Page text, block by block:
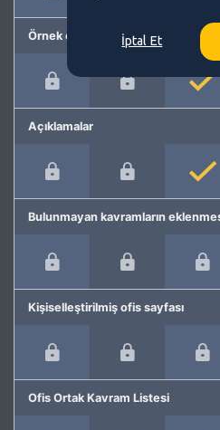
Örnek cümleler
Açıklamalar
Bulunmayan kavramların
Kişiselleştirilmiş ofis sayfası
Ofis Ortak Kavram Listesi
İptal Et